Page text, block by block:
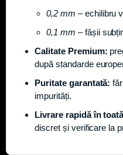
0,2 mm – echilibru
0,1 mm – fâșii
Calitate Premium:
după standarde
Puritate garantată:
impurități.
Livrare rapidă în
discret și verificare la